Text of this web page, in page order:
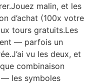
malin, et les
d’achat (100x votre
tours gratuits.Les
— parfois un
vu les deux, et
combinaison
— les symboles